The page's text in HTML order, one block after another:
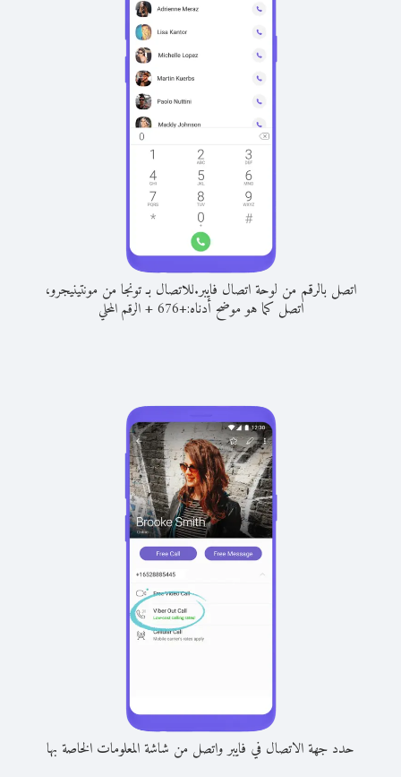
اتصل بالرقم من لوحة اتصال فايبر.للاتصال بـ تونجا من مونتينيجرو،
اتصل كما هو موضح أدناه:+
676
+الرقم المحلي
حدد جهة الاتصال في فايبر واتصل من شاشة المعلومات الخاصة بها